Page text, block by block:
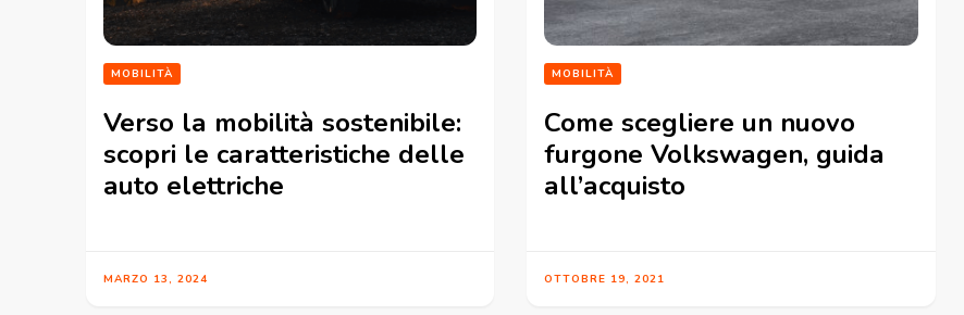
MOBILITÀ
Verso la mobilità sostenibile:
scopri le caratteristiche delle
auto elettriche
MARZO 13, 2024
MOBILITÀ
Come scegliere un nuovo
furgone Volkswagen, guida
all’acquisto
OTTOBRE 19, 2021